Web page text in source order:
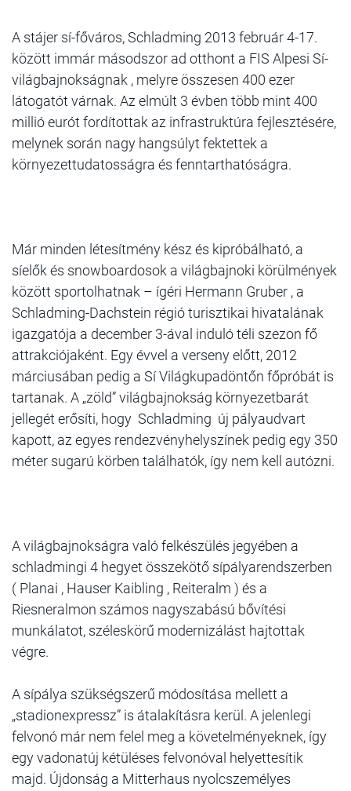
A stájer sí-főváros, Schladming 2013 február 4-17.
között immár másodszor ad otthont a FIS Alpesi Sí-
világbajnokságnak , melyre összesen 400 ezer
látogatót várnak. Az elmúlt 3 évben több mint 400
millió eurót fordítottak az infrastruktúra fejlesztésére,
melynek során nagy hangsúlyt fektettek a
környezettudatosságra és fenntarthatóságra.
Már minden létesítmény kész és kipróbálható, a
síelők és snowboardosok a világbajnoki körülmények
között sportolhatnak – ígéri Hermann Gruber , a
Schladming-Dachstein régió turisztikai hivatalának
igazgatója a december 3-ával induló téli szezon fő
attrakciójaként. Egy évvel a verseny előtt, 2012
márciusában pedig a Sí Világkupadöntőn főpróbát is
tartanak. A „zöld” világbajnokság környezetbarát
jellegét erősíti, hogy Schladming új pályaudvart
kapott, az egyes rendezvényhelyszínek pedig egy 350
méter sugarú körben találhatók, így nem kell autózni.
A világbajnokságra való felkészülés jegyében a
schladmingi 4 hegyet összekötő sípályarendszerben
( Planai , Hauser Kaibling , Reiteralm ) és a
Riesneralmon számos nagyszabású bővítési
munkálatot, széleskörű modernizálást hajtottak
végre.
A sípálya szükségszerű módosítása mellett a
„stadionexpressz” is átalakításra kerül. A jelenlegi
felvonó már nem felel meg a követelményeknek, így
egy vadonatúj kétüléses felvonóval helyettesítik
majd. Újdonság a Mitterhaus nyolcszemélyes